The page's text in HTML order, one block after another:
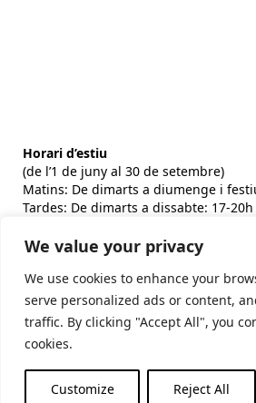
We value your privacy
We use cookies to enhance your
serve personalized ads or content,
traffic. By clicking "Accept All", you
cookies.
Customize Reject All
Horari d’estiu
(de l’1 de juny al 30 de setembre)
Matins: De dimarts a diumenge i
Tardes: De dimarts a dissabte: 17-20h
Horari d’hivern
Matins: De dimarts a diumenge i
Tardes: De dijous a dissabte: 17-19h